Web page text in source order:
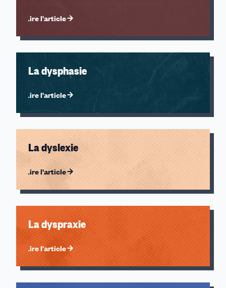
Lire l'article
La dysphasie
Lire l'article
La dyslexie
Lire l'article
La dyspraxie
Lire l'article